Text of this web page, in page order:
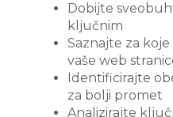
Dobijte
ključnim
Saznajte za
vaše web
Identificirajte
za bolji promet
Analizirajte